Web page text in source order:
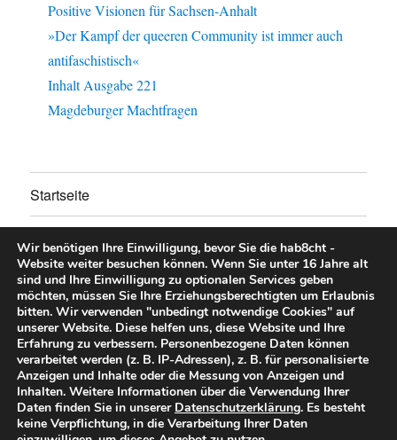
Positive Visionen für Sachsen-Anhalt
»Der Kampf der queeren Community ist immer auch
antifaschistisch«
Inhalt Ausgabe 221
Magdeburger Machtfragen
Startseite
Über uns
anzeigen
Unsere Aktionen
anzeigen
Mitglied/Spenden/Mitmachen
anzeigen
Downloads
Impressum & Datenschutz
Wir benötigen Ihre Einwilligung, bevor Sie die hab8cht -
Website weiter besuchen können. Wenn Sie unter 16 Jahre alt
sind und Ihre Einwilligung zu optionalen Services geben
möchten, müssen Sie Ihre Erziehungsberechtigten um Erlaubnis
bitten. Wir verwenden "unbedingt notwendige Cookies" auf
unserer Website. Diese helfen uns, diese Website und Ihre
Erfahrung zu verbessern. Personenbezogene Daten können
verarbeitet werden (z. B. IP-Adressen), z. B. für personalisierte
Anzeigen und Inhalte oder die Messung von Anzeigen und
Inhalten. Weitere Informationen über die Verwendung Ihrer
Daten finden Sie in unserer Datenschutzerklärung. Es besteht
keine Verpflichtung, in die Verarbeitung Ihrer Daten